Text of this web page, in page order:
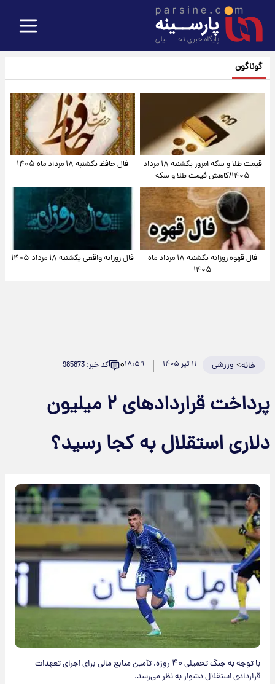
گوناگون
قیمت طلا و سکه امروز یکشنبه ۱۸ مرداد
۱۴۰۵/کاهش قیمت طلا و سکه
فال حافظ یکشنبه ۱۸ مرداد ماه ۱۴۰۵
فال قهوه روزانه یکشنبه ۱۸ مرداد ماه
۱۴۰۵
فال روزانه واقعی یکشنبه ۱۸ مرداد ۱۴۰۵
خانه> ورزشی ۱۱ تیر ۱۴۰۵ ۱۸:۵۹۰ کد خبر: 985873
پرداخت قرارداد‌های ۲ میلیون
دلاری استقلال به کجا رسید؟
با توجه به جنگ تحمیلی ۴۰ روزه، تأمین منابع مالی برای اجرای تعهدات
قراردادی استقلال دشوار به نظر می‌رسد.